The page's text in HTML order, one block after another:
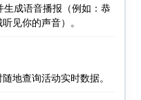
成语音播报（例如：恭
见你的声音）。
地查询活动实时数据。